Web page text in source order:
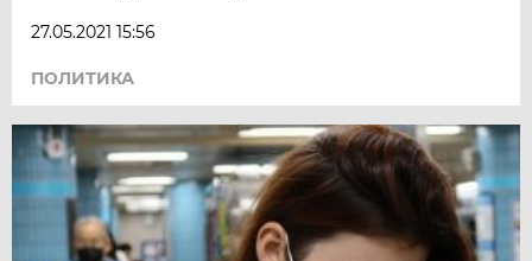
27.05.2021 15:56
ПОЛИТИКА